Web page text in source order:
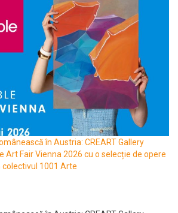
în Austria: CREART Gallery
Fair Vienna 2026 cu o selecție de opere
1001 Arte